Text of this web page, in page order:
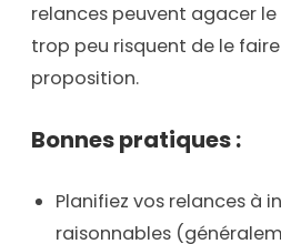
relances peuvent agacer
trop peu risquent de le
proposition.
Bonnes pratiques :
Planifiez vos relances à
raisonnables